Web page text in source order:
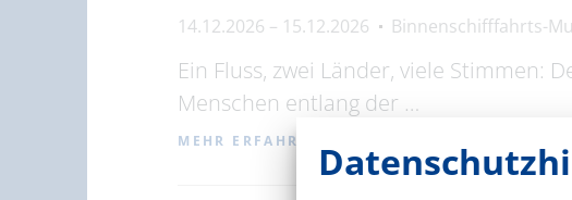
14.12.2026 – 15.12.2026 Binnenschifffahrts-
Ein Fluss, zwei Länder, viele Stimmen:
Menschen entlang der …
MEHR ERFAHREN